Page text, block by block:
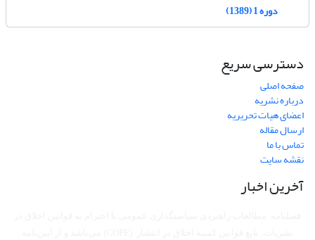
دوره 1 (1389)
دسترسی سریع
صفحه اصلی
درباره نشریه
اعضای هیات تحریریه
ارسال مقاله
تماس با ما
نقشه سایت
آخرین اخبار